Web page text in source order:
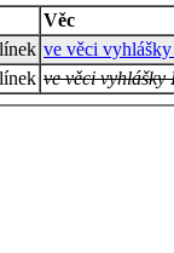
Věc
ve věci
ve věci vyhlášky